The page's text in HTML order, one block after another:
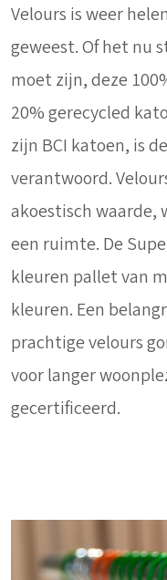
Velours is weer
geweest. Of het nu
moet zijn, deze
20% gerecycled
zijn BCI katoen, is
verantwoord.
akoestisch
een ruimte. De
kleuren pallet van
kleuren. Een
prachtige velours
voor langer
gecertificeerd.